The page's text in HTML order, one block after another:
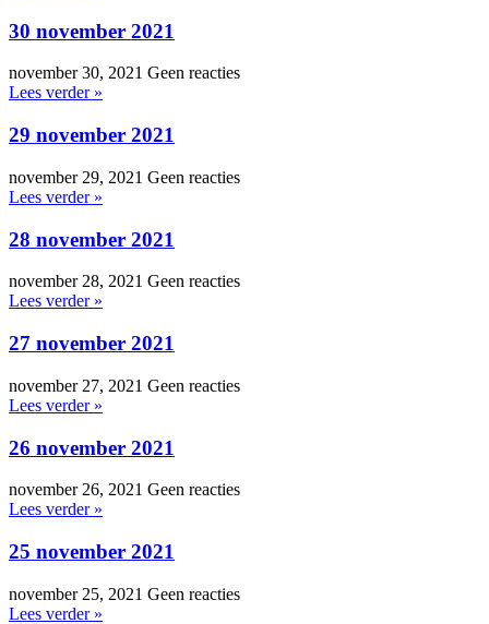
30 november 2021
november 30, 2021 Geen reacties
Lees verder »
29 november 2021
november 29, 2021 Geen reacties
Lees verder »
28 november 2021
november 28, 2021 Geen reacties
Lees verder »
27 november 2021
november 27, 2021 Geen reacties
Lees verder »
26 november 2021
november 26, 2021 Geen reacties
Lees verder »
25 november 2021
november 25, 2021 Geen reacties
Lees verder »